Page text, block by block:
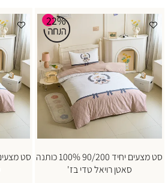
22%
סט מצעים יחיד 90/200 100% כותנה
סאטן רויאל טדי בז'